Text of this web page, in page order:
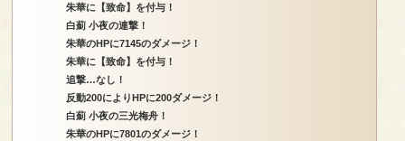
朱華に【致命】を付与！
白薊 小夜の連撃！
朱華のHPに7145のダメージ！
朱華に【致命】を付与！
追撃…なし！
反動200によりHPに200ダメージ！
白薊 小夜の三光梅舟！
朱華のHPに7801のダメージ！